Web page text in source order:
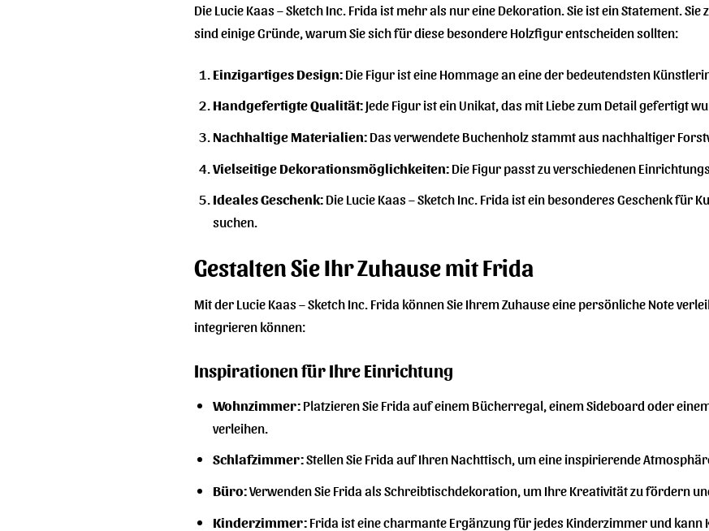
Die Lucie Kaas – Sketch Inc. Frida ist mehr als nur eine Dekoration. Sie ist ein Statement.
sind einige Gründe, warum Sie sich für diese besondere Holzfigur entscheiden sollten:
Einzigartiges Design:Die Figur ist eine Hommage an eine der bedeutendsten
Handgefertigte Qualität:Jede Figur ist ein Unikat, das mit Liebe zum Detail gefertigt
Nachhaltige Materialien:Das verwendete Buchenholz stammt aus nachhaltiger
Vielseitige Dekorationsmöglichkeiten:Die Figur passt zu verschiedenen
Ideales Geschenk:Die Lucie Kaas – Sketch Inc. Frida ist ein besonderes Geschenk für
suchen.
Gestalten Sie Ihr Zuhause mit Frida
Mit der Lucie Kaas – Sketch Inc. Frida können Sie Ihrem Zuhause eine persönliche Note
integrieren können:
Inspirationen für Ihre Einrichtung
Wohnzimmer:Platzieren Sie Frida auf einem Bücherregal, einem Sideboard oder
verleihen.
Schlafzimmer:Stellen Sie Frida auf Ihren Nachttisch, um eine inspirierende
Büro:Verwenden Sie Frida als Schreibtischdekoration, um Ihre Kreativität zu fördern
Kinderzimmer:Frida ist eine charmante Ergänzung für jedes Kinderzimmer und kann